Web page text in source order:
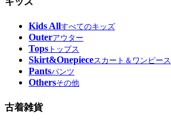
Kids Allすべてのキッズ
Outerアウター
Tops トップス
Skirt&Onepieceスカート＆ワンピース
Pantsパンツ
Othersその他
古着雑貨